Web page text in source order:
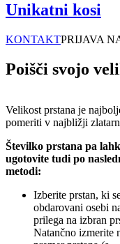
Unikatni kosi
KONTAKTPRIJAVA
Poišči svojo
Velikost prstana je
pomeriti v najbližji
Številko prstana pa
ugotovite tudi po
metodi:
Izberite prstan, ki
obdarovani osebi
prilega na izbran
Natančno izmerite